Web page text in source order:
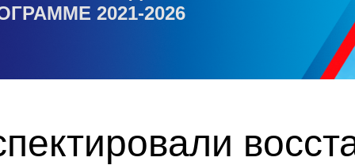
2021-2026